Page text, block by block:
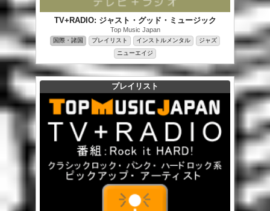
TV+RADIO: ジャスト・グッド・ミュージック
Top Music Japan
国際・諸国 プレイリスト インストルメンタル
ジャズ
ニューエイジ
プレイリスト